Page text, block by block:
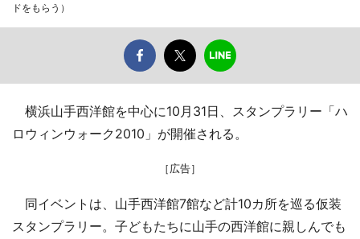
ドをもらう）
横浜山手西洋館を中心に10月31日、スタンプラリー「ハ
ロウィンウォーク2010」が開催される。
［広告］
同イベントは、山手西洋館7館など計10カ所を巡る仮装
スタンプラリー。子どもたちに山手の西洋館に親しんでも